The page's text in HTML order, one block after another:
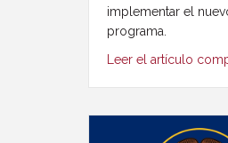
implementar el
programa.
Leer el artículo